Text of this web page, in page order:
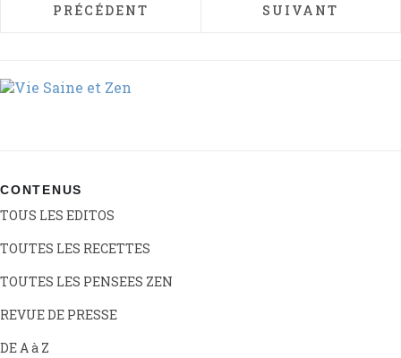
ARTICLE PRÉCÉDENT : HOUMOUS DE
PRÉCÉDENT ARTICLE
SUIVANT
CONTENUS
TOUS LES EDITOS
TOUTES LES RECETTES
TOUTES LES PENSEES ZEN
REVUE DE PRESSE
DE A à Z